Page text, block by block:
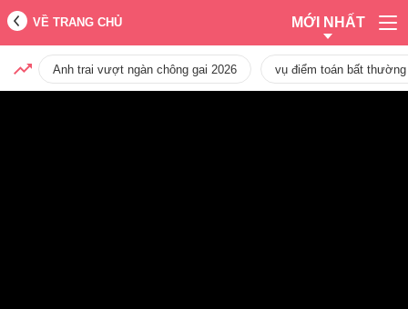
VỀ TRANG CHỦ MỚI NHẤT
Anh trai vượt ngàn chông gai 2026 vụ điểm toán bất